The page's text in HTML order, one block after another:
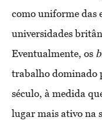
como uniforme das
universidades
Eventualmente, os
trabalho dominado
século, à medida
lugar mais ativo na